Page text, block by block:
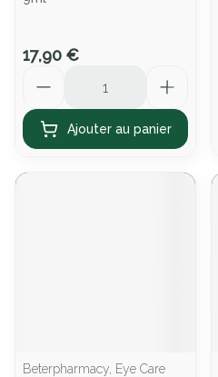
17,90 €
Ajouter au panier
Beterpharmacy, Eye Care